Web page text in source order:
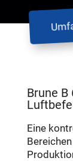
Brune
Eine